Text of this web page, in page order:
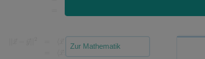
Zur Mathematik